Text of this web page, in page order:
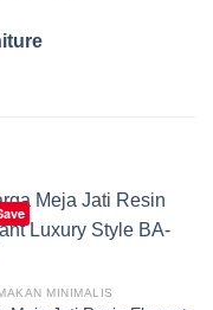
MINIMALIS